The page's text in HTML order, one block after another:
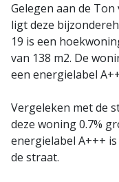
Gelegen aan de
ligt deze
19 is een
van 138 m2. De
een energielabel
Vergeleken met de
deze woning 0.7%
energielabel A+++
de straat.